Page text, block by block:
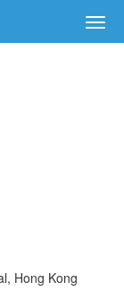
Hong Kong